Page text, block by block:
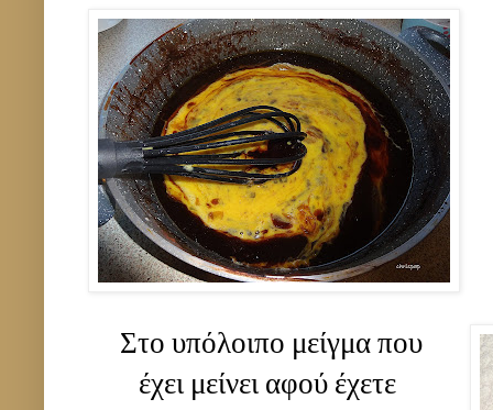
Στο υπόλοιπο μείγμα που
έχει μείνει αφού έχετε